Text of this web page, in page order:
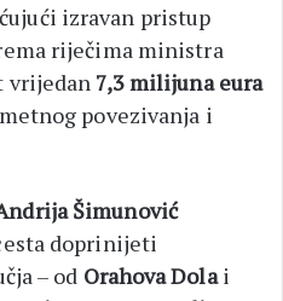
izravan pristup
riječima ministra
vrijedan 7,3 milijuna eura
povezivanja i
Šimunović
doprinijeti
– od Orahova Dolai